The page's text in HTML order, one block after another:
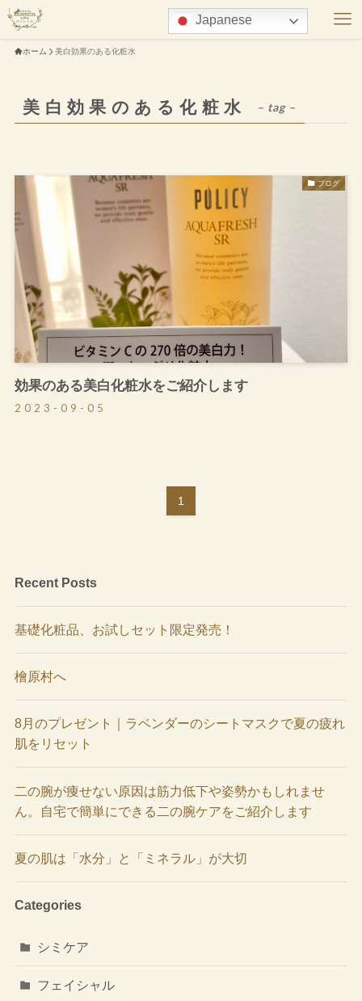
ホーム 美白効果のある化粧水
美白効果のある化粧水 – tag –
ブログ
効果のある美白化粧水をご紹介します
2023-09-05
1
Recent Posts
基礎化粧品、お試しセット限定発売！
檜原村へ
8月のプレゼント｜ラベンダーのシートマスクで夏の疲れ
肌をリセット
二の腕が痩せない原因は筋力低下や姿勢かもしれませ
ん。自宅で簡単にできる二の腕ケアをご紹介します
夏の肌は「水分」と「ミネラル」が大切
Categories
シミケア
フェイシャル
Japanese